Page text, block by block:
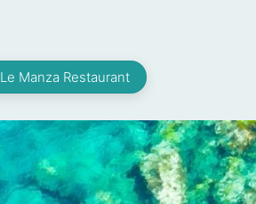
Le Manza Restaurant